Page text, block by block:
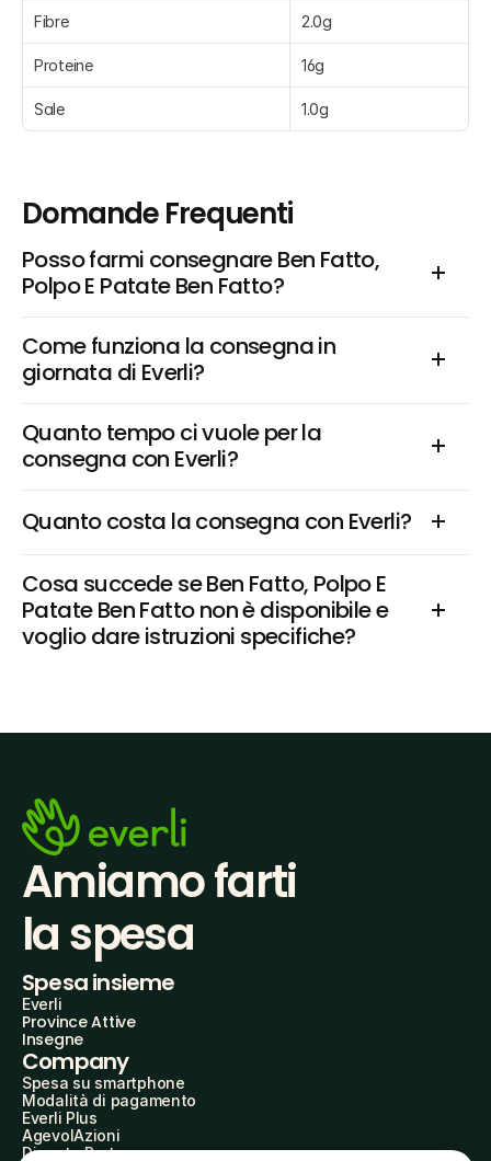
Fibre 2.0g
Proteine 16g
Sale 1.0g
Domande Frequenti
Posso farmi consegnare Ben Fatto,
Polpo E Patate Ben Fatto?
Come funziona la consegna in
giornata di Everli?
Quanto tempo ci vuole per la
consegna con Everli?
Quanto costa la consegna con Everli?
Cosa succede se Ben Fatto, Polpo E
Patate Ben Fatto non è disponibile e
voglio dare istruzioni specifiche?
Amiamo farti
la spesa
Spesa insieme
Everli
Province Attive
Insegne
Company
Spesa su smartphone
Modalità di pagamento
Everli Plus
AgevolAzioni
Diventa Partner